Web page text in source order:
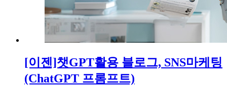
[이젠]챗GPT활용 블로그, SNS마케팅
(ChatGPT 프롬프트)